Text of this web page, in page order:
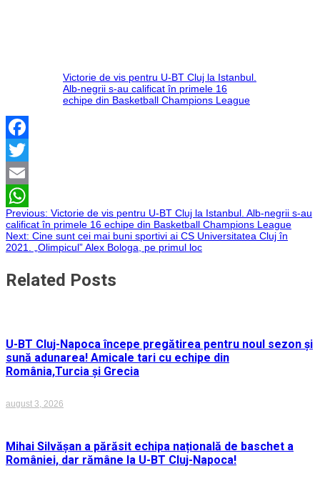
Victorie de vis pentru U-BT Cluj la Istanbul.
Alb-negrii s-au calificat în primele 16
echipe din Basketball Champions League
Facebook
Twitter
Email
WhatsApp
Navigare
în
articole
Previous: Victorie de vis pentru U-BT Cluj la Istanbul. Alb-negrii s-au
calificat în primele 16 echipe din Basketball Champions League
Next: Cine sunt cei mai buni sportivi ai CS Universitatea Cluj în
2021. „Olimpicul” Alex Bologa, pe primul loc
Related Posts
U-BT Cluj-Napoca începe pregătirea pentru noul sezon și
sună adunarea! Amicale tari cu echipe din
România,Turcia și Grecia
august 3, 2026
Mihai Silvășan a părăsit echipa națională de baschet a
României, dar rămâne la U-BT Cluj-Napoca!